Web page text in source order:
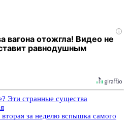
i
вагона отожгла! Видео не
равнодушным
Эти странные существа
за неделю вспышка самого